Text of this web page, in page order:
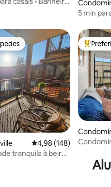
5 min
dos hóspedes
4,98 de uma avaliação
4,98 (148)
tranquila à beira
Entre